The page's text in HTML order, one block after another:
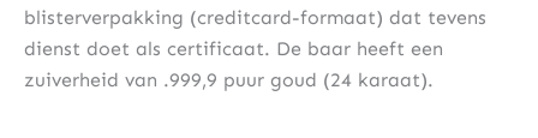
blisterverpakking (creditcard-formaat) dat tevens
dienst doet als certificaat. De baar heeft een
zuiverheid van .999,9 puur goud (24 karaat).